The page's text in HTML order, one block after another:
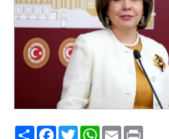
PaylaşFacebook
TwitterWhatsApp
EmailPrint